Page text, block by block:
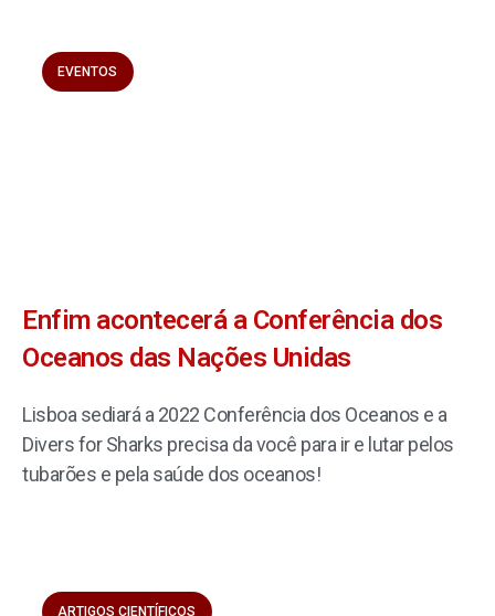
EVENTOS
Enfim acontecerá a Conferência dos
Oceanos das Nações Unidas
Lisboa sediará a 2022 Conferência dos Oceanos e a
Divers for Sharks precisa da você para ir e lutar pelos
tubarões e pela saúde dos oceanos!
ARTIGOS CIENTÍFICOS